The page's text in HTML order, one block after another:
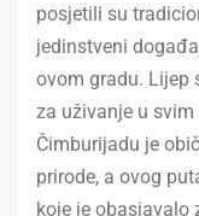
posjetili su
jedinstveni
ovom gradu. Lijep
za uživanje u
Čimburijadu je
prirode, a ovog
koje je obasjavalo